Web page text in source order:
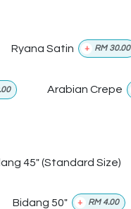
Ryana Satin + RM 30.00
Arabian Crepe
45" (Standard Size)
Bidang 50" + RM 4.00